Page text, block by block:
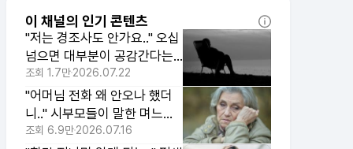
이 채널의 인기 콘텐츠
"저는 경조사도 안가요.." 오십
넘으면 대부분이 공감간다는
'이 이유'
조회 1.7만2026.07.22
"어머님 전화 왜 안오나 했더
니.." 시부모들이 말한 며느리
에게 연락하기 싫은 이유 1위
조회 6.9만2026.07.16